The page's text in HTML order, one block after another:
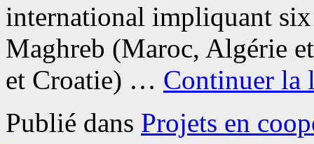
international impliquant
Maghreb (Maroc, Algérie
et Croatie) … Continuer la
Publié dans Projets en